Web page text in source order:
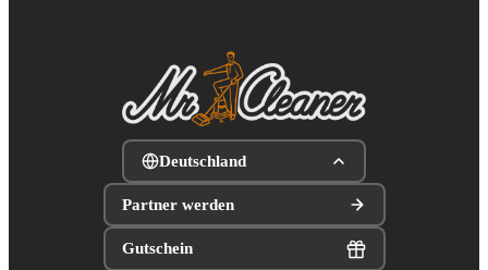
Deutschland
Partner werden
Gutschein